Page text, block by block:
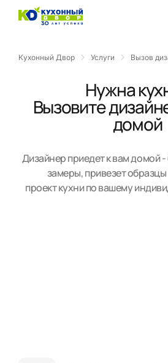
Кухонный Двор Услуги Вызов
Нужна
Вызовите
домой
Дизайнер приедет к вам домой
замеры, привезет
проект кухни по вашему